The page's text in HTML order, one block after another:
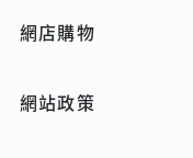
網店購物
網站政策